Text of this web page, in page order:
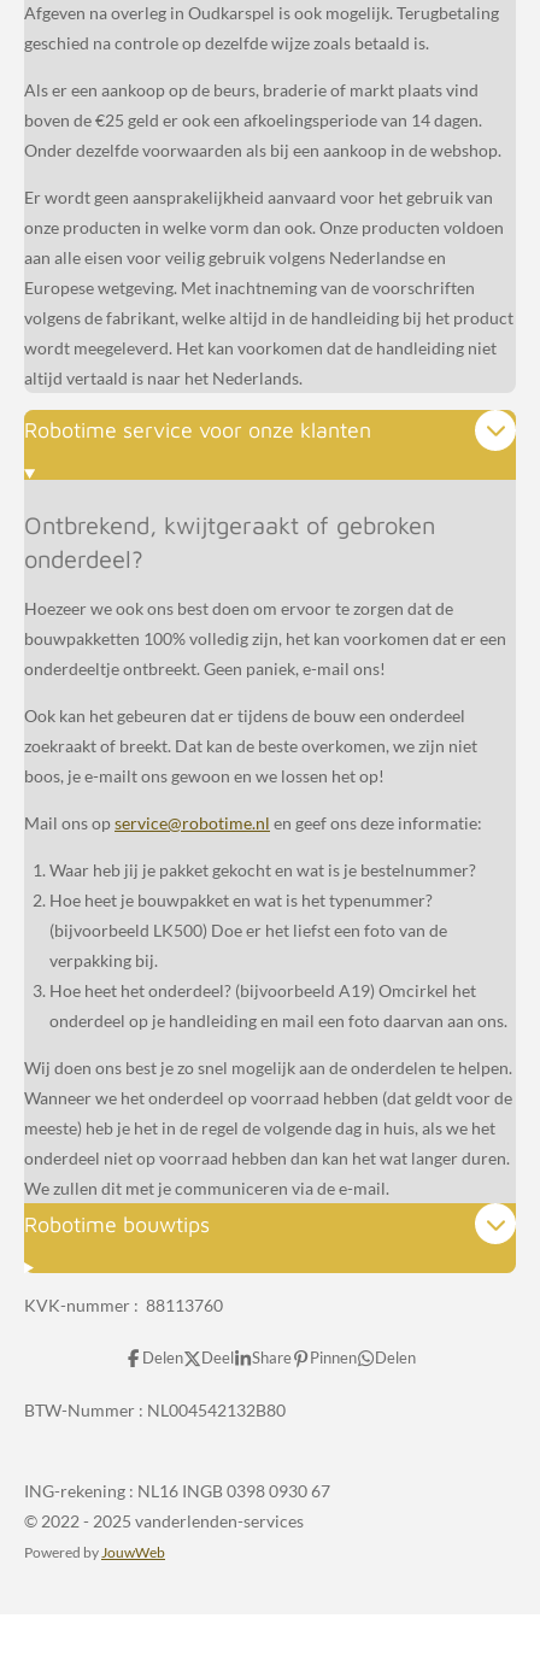
Afgeven na overleg in Oudkarspel is ook mogelijk. Terugbetaling
geschied na controle op dezelfde wijze zoals betaald is.
Als er een aankoop op de beurs, braderie of markt plaats vind
boven de €25 geld er ook een afkoelingsperiode van 14 dagen.
Onder dezelfde voorwaarden als bij een aankoop in de webshop.
Er wordt geen aansprakelijkheid aanvaard voor het gebruik van
onze producten in welke vorm dan ook. Onze producten voldoen
aan alle eisen voor veilig gebruik volgens Nederlandse en
Europese wetgeving. Met inachtneming van de voorschriften
volgens de fabrikant, welke altijd in de handleiding bij het product
wordt meegeleverd. Het kan voorkomen dat de handleiding niet
altijd vertaald is naar het Nederlands.
Robotime service voor onze klanten
Ontbrekend, kwijtgeraakt of gebroken
onderdeel?
Hoezeer we ook ons best doen om ervoor te zorgen dat de
bouwpakketten 100% volledig zijn, het kan voorkomen dat er een
onderdeeltje ontbreekt. Geen paniek, e-mail ons!
Ook kan het gebeuren dat er tijdens de bouw een onderdeel
zoekraakt of breekt. Dat kan de beste overkomen, we zijn niet
boos, je e-mailt ons gewoon en we lossen het op!
Mail ons opservice@robotime.nl en geef ons deze informatie:
Waar heb jij je pakket gekocht en wat is je bestelnummer?
Hoe heet je bouwpakket en wat is het typenummer?
(bijvoorbeeld LK500) Doe er het liefst een foto van de
verpakking bij.
Hoe heet het onderdeel? (bijvoorbeeld A19) Omcirkel het
onderdeel op je handleiding en mail een foto daarvan aan ons.
Wij doen ons best je zo snel mogelijk aan de onderdelen te helpen.
Wanneer we het onderdeel op voorraad hebben (dat geldt voor de
meeste) heb je het in de regel de volgende dag in huis, als we het
onderdeel niet op voorraad hebben dan kan het wat langer duren.
We zullen dit met je communiceren via de e-mail.
Robotime bouwtips
KVK-nummer : 88113760
Delen Deel Share Pinnen Delen
BTW-Nummer : NL004542132B80
ING-rekening : NL16 INGB 0398 0930 67
© 2022 - 2025 vanderlenden-services
Powered by JouwWeb